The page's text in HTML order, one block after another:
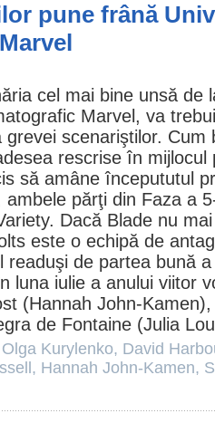
pune frână
cel mai bine unsă de
Marvel, va
grevei scenariştilor. Cum
rescrise în mijlocul
să amâne începututul
ambele părţi din Faza a
Dacă Blade nu
este o echipă de
readuşi de partea bună
luna iulie a anului viitor
(Hannah John-Kamen),
de Fontaine (Julia
Olga Kurylenko, David
, Hannah John-Kamen,